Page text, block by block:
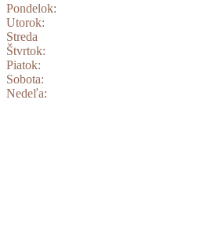
Pondelok:
Utorok:
Streda
Štvrtok:
Piatok:
Sobota:
Nedeľa: